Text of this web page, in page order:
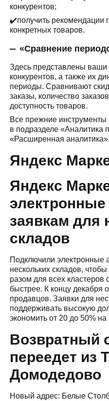
конкурентов;
✔️получить рекомендации
конкретных товаров.
«Сравнение
Здесь представлены
конкурентов, а также их
периоды. Сравнивают
заказы, количество
доступность товаров.
Все прежние инструменты
в подразделе
«Расширенная аналитика».
Яндекс
Яндекс
электронные
заявкам для
складов
Подключили электронные
нескольких складов, чтобы
разом для всех
быстрее. К концу декабря
продавцов. Заявки для
поддерживать высокую
экономить от 20 до 50%
Возвратный
переедет из
Домодедово
Новый адрес: Белые